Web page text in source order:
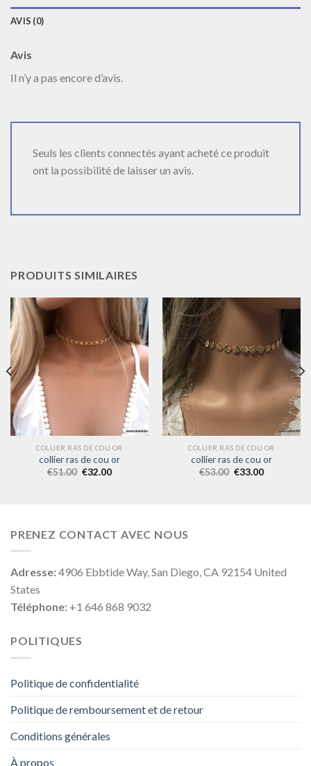
AVIS (0)
Avis
Il n’y a pas encore d’avis.
Seuls les clients connectés ayant acheté ce produit
ont la possibilité de laisser un avis.
PRODUITS SIMILAIRES
COLLIER RAS DE COU OR
collier ras de cou or
€51.00 €32.00
COLLIER RAS DE COU OR
collier ras de cou or
€53.00 €33.00
PRENEZ CONTACT AVEC NOUS
Adresse:4906 Ebbtide Way, San Diego, CA 92154 United
States
Téléphone: +1 646 868 9032
POLITIQUES
Politique de confidentialité
Politique de remboursement et de retour
Conditions générales
À propos